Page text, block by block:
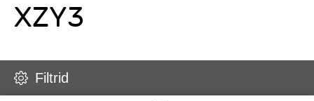
XZY3
Filtrid